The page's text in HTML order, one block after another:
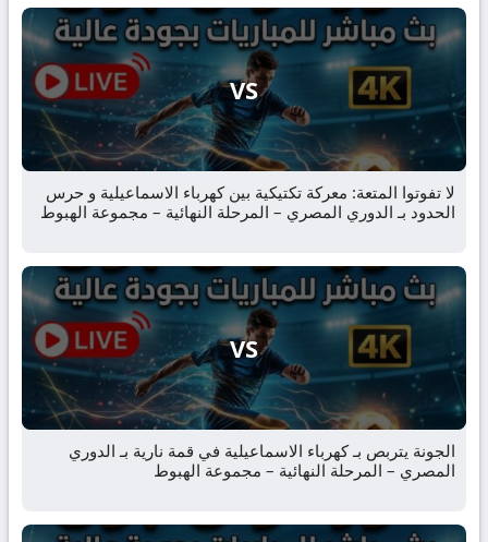
VS
لا تفوتوا المتعة: معركة تكتيكية بين كهرباء الاسماعيلية و حرس
الحدود بـ الدوري المصري – المرحلة النهائية – مجموعة الهبوط
VS
الجونة يتربص بـ كهرباء الاسماعيلية في قمة نارية بـ الدوري
المصري – المرحلة النهائية – مجموعة الهبوط